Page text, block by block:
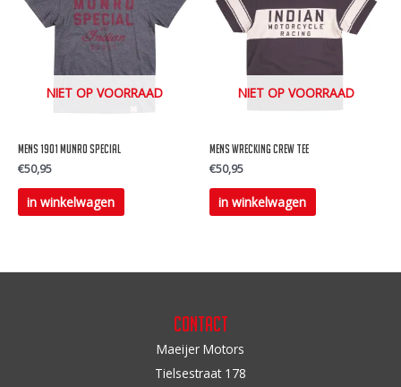
Deze
optie
kan
gekozen
worden
NIET OP VOORRAAD
mens 1901 munro special
€50,95
in winkelwagen
Dit
product
NIET OP VOORRAAD
Mens wrecking crew tee
€50,95
in winkelwagen
Dit
product
Contact
Maeijer Motors
Tielsestraat 178